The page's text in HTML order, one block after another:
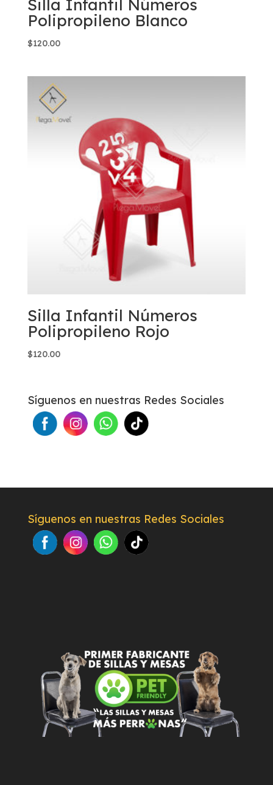
Silla Infantil Números
Polipropileno Blanco
$120.00
Silla Infantil Números
Polipropileno Rojo
$120.00
Síguenos en nuestras Redes Sociales
Síguenos en nuestras Redes Sociales